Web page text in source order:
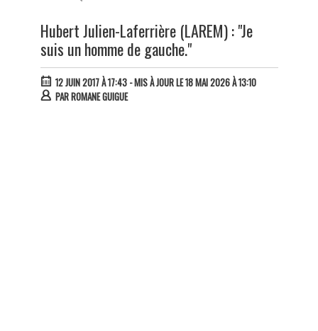
Hubert Julien-Laferrière (LAREM) : "Je
suis un homme de gauche."
12 JUIN 2017 À 17:43- MIS À JOUR LE 18 MAI 2026 À 13:10
PARROMANE GUIGUE